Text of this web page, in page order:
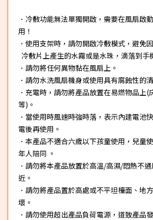
．冷敷功能無法單獨開啟，需要在風扇啟
用！
．使用支架時，請勿開啟冷敷模式，避免
冷敷片上產生的水霧或是水珠，滴落到手
．請勿將任何異物黏在風扇上。
．請勿水洗風扇機身或使用具有腐蝕性的
．充電時，請勿將產品放置在易燃物品上
等)。
．當使用時風速時強時落，表示內建電池
電後再使用。
．本產品不適合六歲以下孩童使用，兒童
年人陪同 。
．請勿將本產品放置於高溫/高濕/悶熱不
近。
．請勿將產品置於高處或不平坦檯面、地
壞。
．請勿使用超出產品負荷電源，道致產品